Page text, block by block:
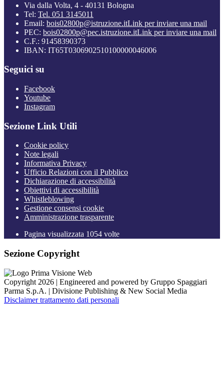
Via dalla Volta, 4 - 40131 Bologna
Tel: Tel. 051 3145011
Email: bois02800p@istruzione.itLink per inviare una mail
PEC: bois02800p@pec.istruzione.itLink per inviare una mail
C.F.: 91458390373
IBAN: IT65T0306902510100000046006
Seguici su
Facebook
Youtube
Instagram
Sezione Link Utili
Cookie policy
Note legali
Informativa Privacy
Ufficio Relazioni con il Pubblico
Dichiarazione di accessibilità
Obiettivi di accessibilità
Whistleblowing
Gestione consensi cookie
Amministrazione trasparente
Pagina visualizzata 1054 volte
Sezione Copyright
Copyright 2026 | Engineered and powered by Gruppo Spaggiari
Parma S.p.A. | Divisione Publishing & New Social Media
Disclaimer trattamento dati personali